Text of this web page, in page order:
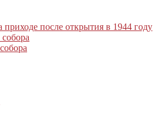
после открытия в 1944 году